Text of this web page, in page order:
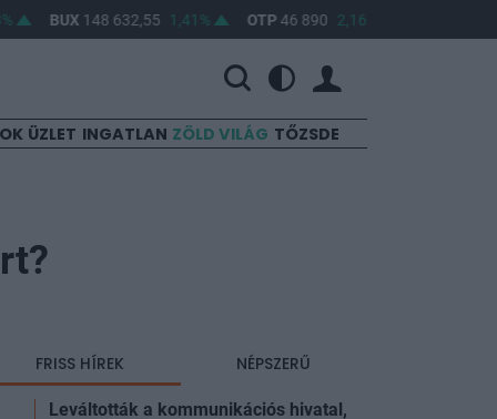
BUX 148 632,55 1,41% OTP 46 890 2,16%
ÜZLET INGATLAN ZÖLD VILÁG TŐZSDE
FRISS HÍREK NÉPSZERŰ
Leváltották a kommunikációs hivatal,